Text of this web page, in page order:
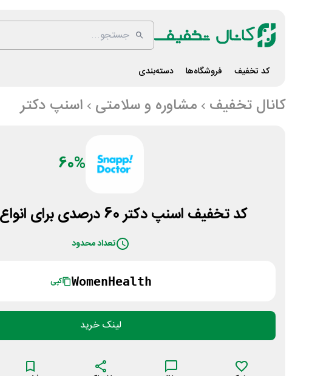
کد تخفیف فروشگاه‌ها دسته‌بندی
کانال تخفیف مشاوره و سلامتی اسنپ دکتر
60%
کد تخفیف اسنپ دکتر 60 درصدی برای انواع مشاوره
تعداد محدود
WomenHealth کپی
لینک خرید